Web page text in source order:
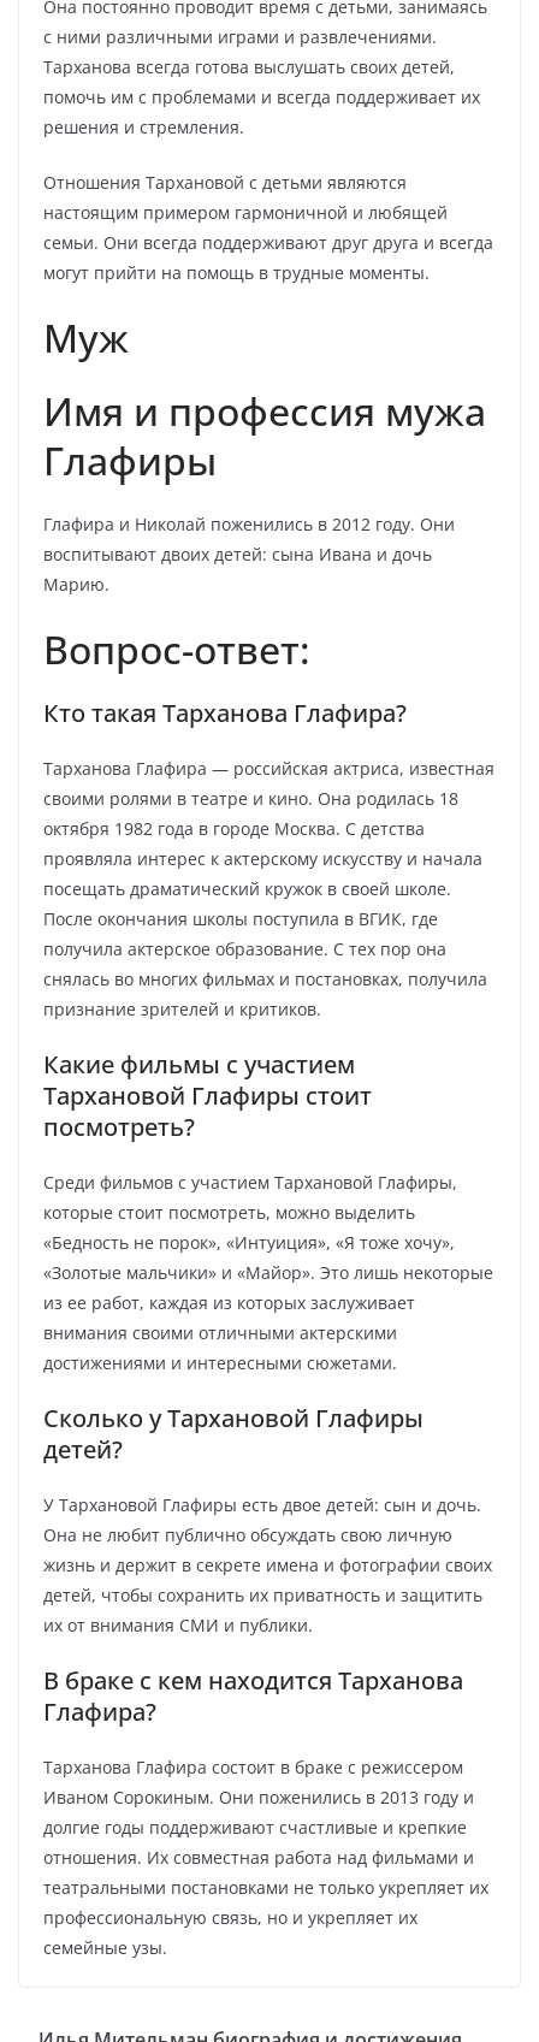
Она постоянно проводит время с детьми, занимаясь
с ними различными играми и развлечениями.
Тарханова всегда готова выслушать своих детей,
помочь им с проблемами и всегда поддерживает их
решения и стремления.
Отношения Тархановой с детьми являются
настоящим примером гармоничной и любящей
семьи. Они всегда поддерживают друг друга и всегда
могут прийти на помощь в трудные моменты.
Муж
Имя и профессия мужа
Глафиры
Глафира и Николай поженились в 2012 году. Они
воспитывают двоих детей: сына Ивана и дочь
Марию.
Вопрос-ответ:
Кто такая Тарханова Глафира?
Тарханова Глафира — российская актриса, известная
своими ролями в театре и кино. Она родилась 18
октября 1982 года в городе Москва. С детства
проявляла интерес к актерскому искусству и начала
посещать драматический кружок в своей школе.
После окончания школы поступила в ВГИК, где
получила актерское образование. С тех пор она
снялась во многих фильмах и постановках, получила
признание зрителей и критиков.
Какие фильмы с участием
Тархановой Глафиры стоит
посмотреть?
Среди фильмов с участием Тархановой Глафиры,
которые стоит посмотреть, можно выделить
«Бедность не порок», «Интуиция», «Я тоже хочу»,
«Золотые мальчики» и «Майор». Это лишь некоторые
из ее работ, каждая из которых заслуживает
внимания своими отличными актерскими
достижениями и интересными сюжетами.
Сколько у Тархановой Глафиры
детей?
У Тархановой Глафиры есть двое детей: сын и дочь.
Она не любит публично обсуждать свою личную
жизнь и держит в секрете имена и фотографии своих
детей, чтобы сохранить их приватность и защитить
их от внимания СМИ и публики.
В браке с кем находится Тарханова
Глафира?
Тарханова Глафира состоит в браке с режиссером
Иваном Сорокиным. Они поженились в 2013 году и
долгие годы поддерживают счастливые и крепкие
отношения. Их совместная работа над фильмами и
театральными постановками не только укрепляет их
профессиональную связь, но и укрепляет их
семейные узы.